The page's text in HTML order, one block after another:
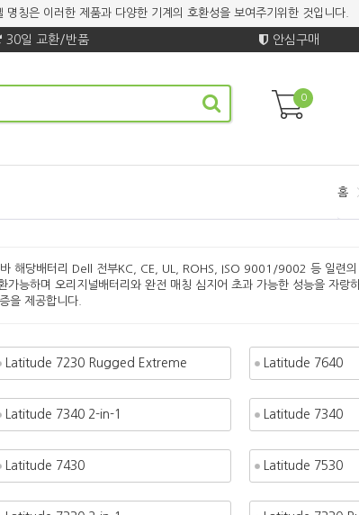
칭은 이러한 제품과 다양한 기계의 호환성을 보여주기위한 것입니다.
30일 교환/반품 안심구매
0
홈
해당배터리 Dell 전부KC, CE, UL, ROHS, ISO 9001/9002 등 일련의
능하며 오리지널배터리와 완전 매칭 심지어 초과 가능한 성능을 자랑
을 제공합니다.
Latitude 7230 Rugged Extreme Latitude 7640
Latitude 7340 2-in-1 Latitude 7340
Latitude 7430 Latitude 7530